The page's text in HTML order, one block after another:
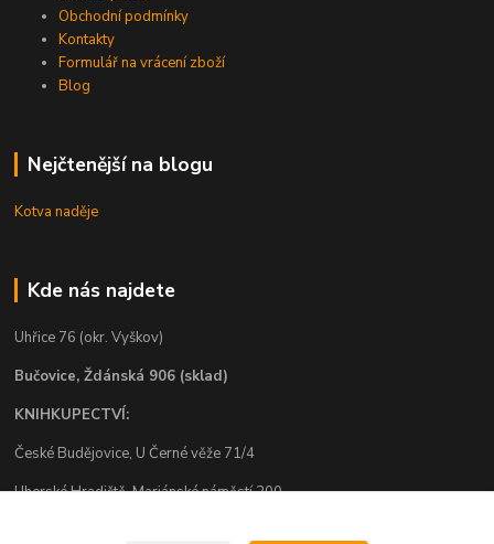
Obchodní podmínky
Kontakty
Formulář na vrácení zboží
Blog
Nejčtenější na blogu
Kotva naděje
Kde nás najdete
Uhřice 76 (okr. Vyškov)
Bučovice, Ždánská 906 (sklad)
KNIHKUPECTVÍ:
České Budějovice, U Černé věže 71/4
Uherské Hradiště, Mariánské náměstí 200